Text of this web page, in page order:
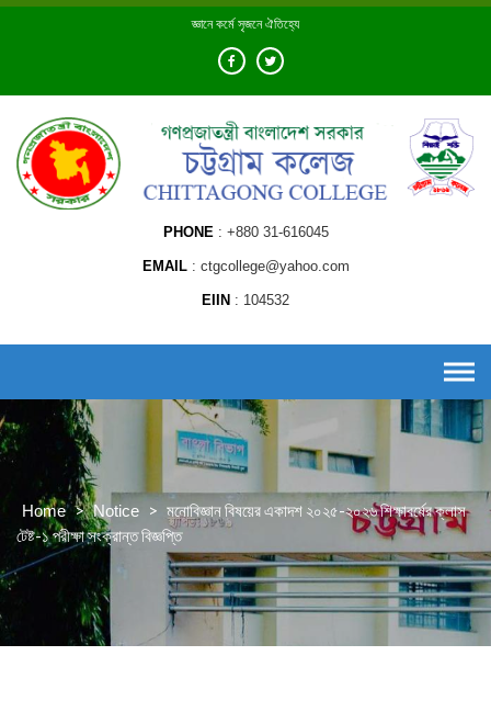
Skip
জ্ঞানে কর্মে সৃজনে ঐতিহ্যে
PHONE +880 31-616045
EMAIL ctgcollege@yahoo.com
EIIN 104532
Home > Notice > মনোবিজ্ঞান বিষয়ের একাদশ ২০২৫-২০২৬ শিক্ষাবর্ষের ক্লাস
টেষ্ট-১ পরীক্ষা সংক্রান্ত বিজ্ঞপ্তি